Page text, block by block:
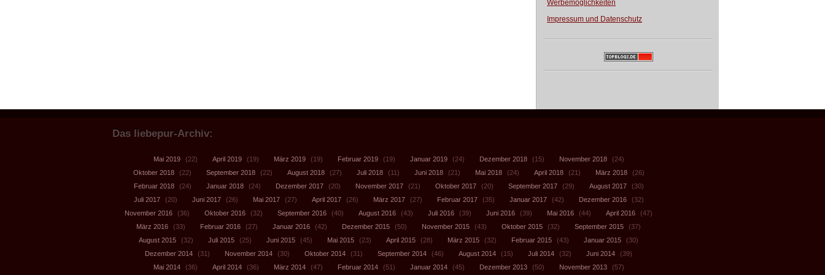
Werbemöglichkeiten
Impressum und Datenschutz
Das liebepur-Archiv:
Mai 2019 (22) April 2019 (19) März 2019 (19) Februar 2019 (19) Januar 2019 (24) Dezember 2018 (15) November 2018
(24)
Oktober 2018
(22) September 2018 (22) August 2018 (27) Juli 2018 (11) Juni 2018 (21) Mai 2018 (24) April 2018 (21) März 2018
(26)
Februar 2018
(24) Januar 2018 (24) Dezember 2017 (20) November 2017 (21) Oktober 2017 (20) September 2017 (29) August 2017
(30)
Juli 2017
(20) Juni 2017 (26) Mai 2017 (27) April 2017 (26) März 2017 (27) Februar 2017 (35) Januar 2017 (42) Dezember 2016
(32)
November 2016
(36) Oktober 2016 (32) September 2016 (40) August 2016 (43) Juli 2016 (39) Juni 2016 (39) Mai 2016 (44) April 2016
(47)
März 2016
(33) Februar 2016 (27) Januar 2016 (42) Dezember 2015 (50) November 2015 (43) Oktober 2015 (32) September 2015
(37)
August 2015
(32) Juli 2015 (25) Juni 2015 (45) Mai 2015 (23) April 2015 (28) März 2015 (32) Februar 2015 (43) Januar 2015
(30)
Dezember 2014
(31) November 2014 (30) Oktober 2014 (31) September 2014 (46) August 2014 (15) Juli 2014 (32) Juni 2014
(39)
Mai 2014
(36) April 2014 (36) März 2014 (47) Februar 2014 (51) Januar 2014 (45) Dezember 2013 (50) November 2013 (57)